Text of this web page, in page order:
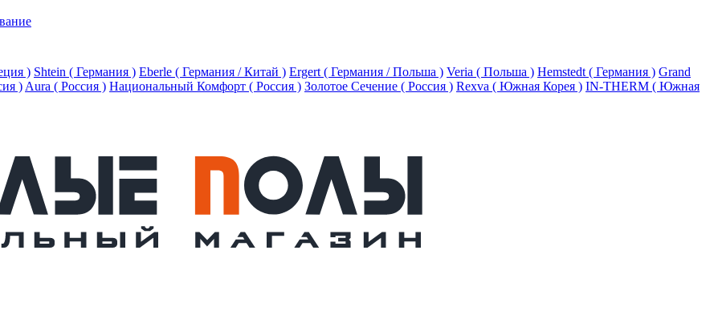
) Shtein ( Германия ) Eberle ( Германия / Китай ) Ergert ( Германия / Польша ) Veria ( Польша ) Hemstedt ( Германия ) Grand
) Aura ( Россия ) Национальный Комфорт ( Россия ) Золотое Сечение ( Россия ) Rexva ( Южная Корея ) IN-THERM ( Южная